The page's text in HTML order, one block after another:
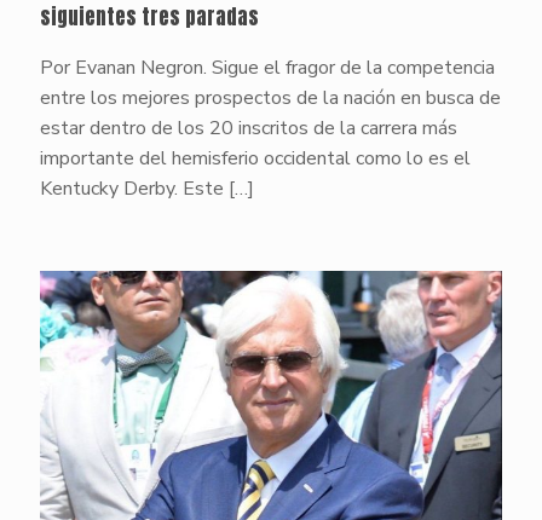
siguientes tres paradas
Por Evanan Negron. Sigue el fragor de la competencia
entre los mejores prospectos de la nación en busca de
estar dentro de los 20 inscritos de la carrera más
importante del hemisferio occidental como lo es el
Kentucky Derby. Este […]